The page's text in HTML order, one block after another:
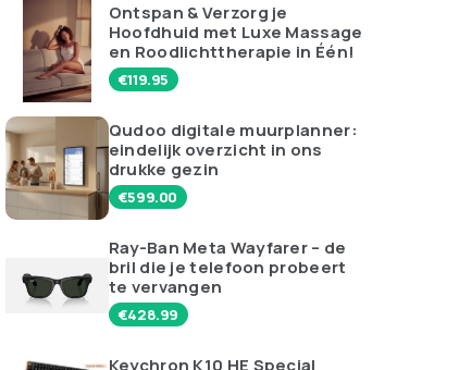
Ontspan & Verzorg je
Hoofdhuid met Luxe Massage
en Roodlichttherapie in Één!
€119.95
Qudoo digitale muurplanner:
eindelijk overzicht in ons
drukke gezin
€599.00
Ray-Ban Meta Wayfarer – de
bril die je telefoon probeert
te vervangen
€428.99